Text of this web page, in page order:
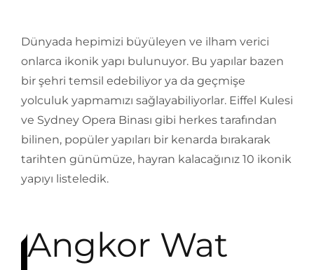
Dünyada hepimizi büyüleyen ve ilham verici
onlarca ikonik yapı bulunuyor. Bu yapılar bazen
bir şehri temsil edebiliyor ya da geçmişe
yolculuk yapmamızı sağlayabiliyorlar. Eiffel Kulesi
ve Sydney Opera Binası gibi herkes tarafından
bilinen, popüler yapıları bir kenarda bırakarak
tarihten günümüze, hayran kalacağınız 10 ikonik
yapıyı listeledik.
Angkor Wat